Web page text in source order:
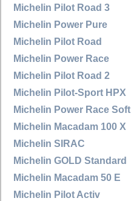
Michelin Pilot Road 3
Michelin Power Pure
Michelin Pilot Road
Michelin Power Race
Michelin Pilot Road 2
Michelin Pilot-Sport HPX
Michelin Power Race Soft
Michelin Macadam 100 X
Michelin SIRAC
Michelin GOLD Standard
Michelin Macadam 50 E
Michelin Pilot Activ